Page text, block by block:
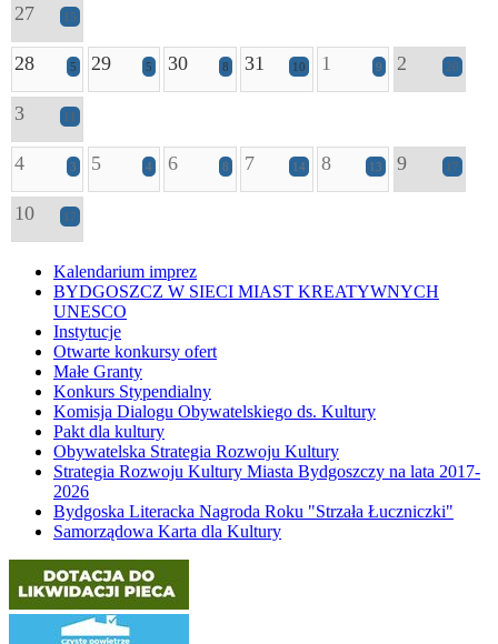
27 15
28 5 29 5 30 8 31 10 1 9 2 20
3 11
4 3 5 4 6 8 7 14 8 13 9 17
10 17
Kalendarium imprez
BYDGOSZCZ W SIECI MIAST KREATYWNYCH
UNESCO
Instytucje
Otwarte konkursy ofert
Małe Granty
Konkurs Stypendialny
Komisja Dialogu Obywatelskiego ds. Kultury
Pakt dla kultury
Obywatelska Strategia Rozwoju Kultury
Strategia Rozwoju Kultury Miasta Bydgoszczy na lata 2017-
2026
Bydgoska Literacka Nagroda Roku "Strzała Łuczniczki"
Samorządowa Karta dla Kultury